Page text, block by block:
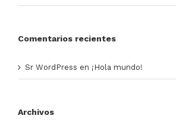
Comentarios recientes
Sr WordPress en ¡Hola mundo!
Archivos